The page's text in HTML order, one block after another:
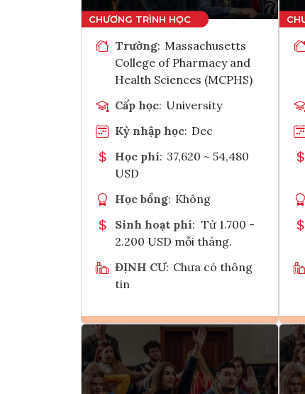
Trường: Massachusetts
College of Pharmacy and
Health Sciences (MCPHS)
Cấp học: University
Kỳ nhập học: Dec
Học phí: 37,620 ~ 54,480
USD
Học bổng: Không
Sinh hoạt phí: Từ 1.700 -
2.200 USD mỗi tháng.
ĐỊNH CƯ: Chưa có thông
tin
Ghi danh
Tham vấn Interlink